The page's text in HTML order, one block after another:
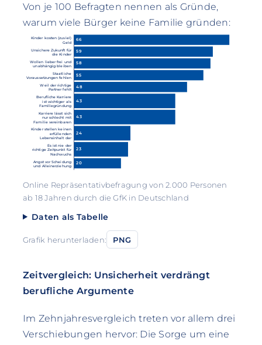
Von je 100 Befragten nennen als Gründe,
warum viele Bürger keine Familie gründen:
Kinder kosten (zuviel)
Geld
66
Unsichere Zukunft für
die Kinder
59
Wollen lieber frei und
unabhängig bleiben
58
Staatliche
Voraussetzungen fehlen
55
Weil der richtige
Partner fehlt
48
Berufliche Karriere
ist wichtiger als
Familiegründung
43
Karriere lässt sich
nur schlecht mit
Familie vereinbaren
43
Kinder stellen keinen
erfüllenden
Lebensinhalt dar
24
Es ist nie der
richtige Zeitpunkt für
Nachwuchs
23
Angst vor Scheidung
und Alleinerziehung
20
Online Repräsentativbefragung von 2.000 Personen
ab 18 Jahren durch die GfK in Deutschland
Daten als Tabelle
Grafik herunterladen: PNG
Zeitvergleich: Unsicherheit verdrängt
berufliche Argumente
Im Zehnjahresvergleich treten vor allem drei
Verschiebungen hervor: Die Sorge um eine